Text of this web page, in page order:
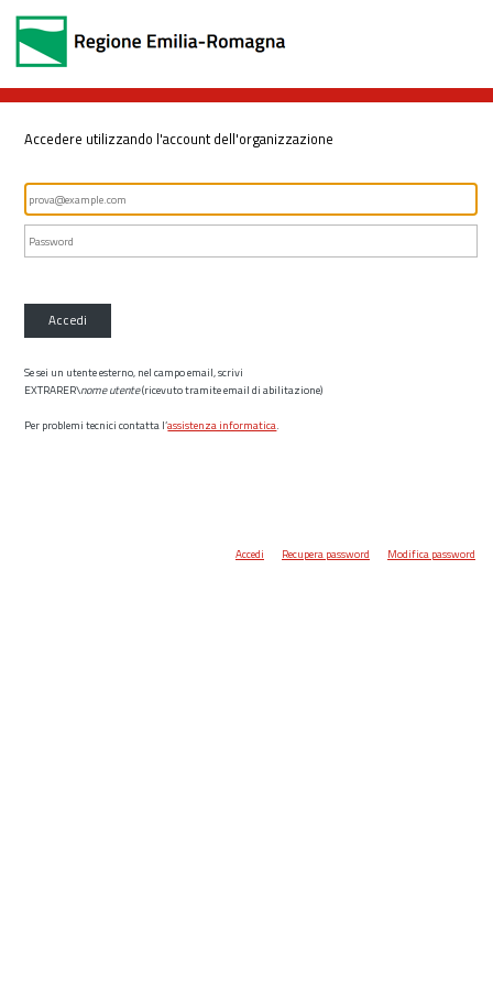
Accedere utilizzando l'account dell'organizzazione
Accedi
Se sei un utente esterno, nel campo email, scrivi
EXTRARER\nome utente(ricevuto tramite email di abilitazione)
Per problemi tecnici contatta l’assistenza informatica.
Accedi Recupera password Modifica password